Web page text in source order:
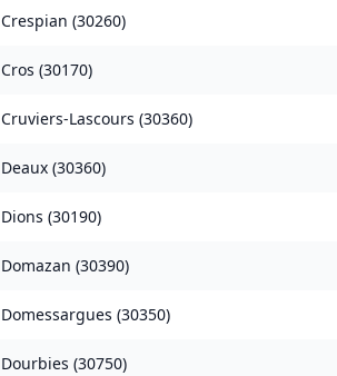
Crespian (30260)
Cros (30170)
Cruviers-Lascours (30360)
Deaux (30360)
Dions (30190)
Domazan (30390)
Domessargues (30350)
Dourbies (30750)